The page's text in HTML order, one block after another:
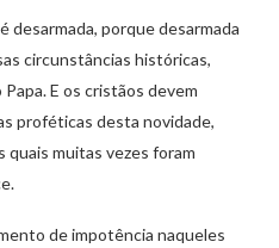
desarmada, porque desarmada
circunstâncias históricas,
E os cristãos devem
proféticas desta novidade,
muitas vezes foram
de impotência naqueles